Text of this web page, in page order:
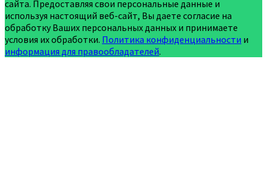
сайта. Предоставляя свои персональные данные и
используя настоящий веб-сайт, Вы даете согласие на
обработку Ваших персональных данных и принимаете
условия их обработки. Политика конфиденциальности и
информация для правообладателей.